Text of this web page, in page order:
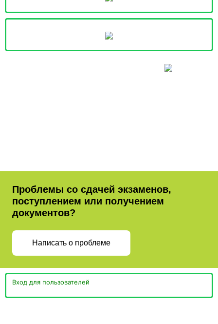
Проблемы со сдачей экзаменов,
поступлением или получением
документов?
Написать о проблеме
Вход для пользователей